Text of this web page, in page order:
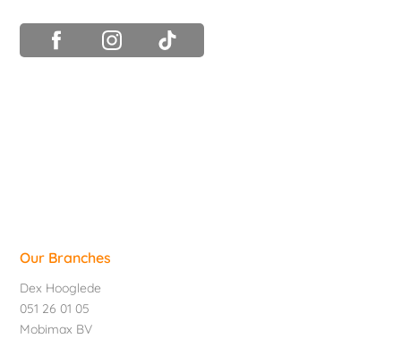
Our Branches
Dex Hooglede
051 26 01 05
Mobimax BV